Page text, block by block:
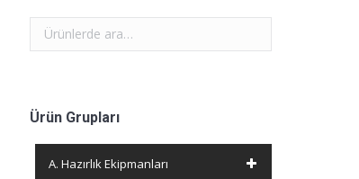
Ürün Grupları
A. Hazırlık Ekipmanları